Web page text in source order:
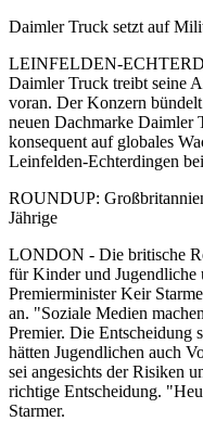
Daimler Truck setzt auf
LEINFELDEN-
Daimler Truck treibt seine
voran. Der Konzern
neuen Dachmarke Daimler
konsequent auf globales
Leinfelden-Echterdingen
ROUNDUP:
Jährige
LONDON - Die britische
für Kinder und Jugendliche
Premierminister Keir
an. "Soziale Medien
Premier. Die Entscheidung
hätten Jugendlichen auch
sei angesichts der Risiken
richtige Entscheidung.
Starmer.